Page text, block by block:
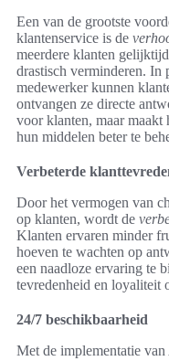
Een van de grootste
klantenservice is de
meerdere klanten
drastisch verminderen. In
medewerker kunnen
ontvangen ze directe
voor klanten, maar
hun middelen beter te
Verbeterde
Door het vermogen van
op klanten, wordt de
Klanten ervaren minder
hoeven te wachten op
een naadloze ervaring te
tevredenheid en loyaliteit
24/7 beschikbaarheid
Met de implementatie